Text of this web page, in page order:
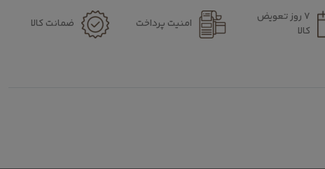
۷ روز تعویض
کالا
امنیت پرداخت ضمانت کالا